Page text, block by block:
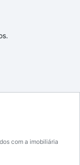
com a imobiliária